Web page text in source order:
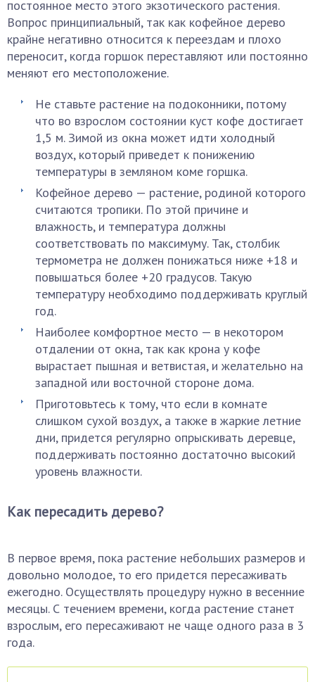
постоянное место этого экзотического растения.
Вопрос принципиальный, так как кофейное дерево
крайне негативно относится к переездам и плохо
переносит, когда горшок переставляют или постоянно
меняют его местоположение.
Не ставьте растение на подоконники, потому
что во взрослом состоянии куст кофе достигает
1,5 м. Зимой из окна может идти холодный
воздух, который приведет к понижению
температуры в земляном коме горшка.
Кофейное дерево — растение, родиной которого
считаются тропики. По этой причине и
влажность, и температура должны
соответствовать по максимуму. Так, столбик
термометра не должен понижаться ниже +18 и
повышаться более +20 градусов. Такую
температуру необходимо поддерживать круглый
год.
Наиболее комфортное место — в некотором
отдалении от окна, так как крона у кофе
вырастает пышная и ветвистая, и желательно на
западной или восточной стороне дома.
Приготовьтесь к тому, что если в комнате
слишком сухой воздух, а также в жаркие летние
дни, придется регулярно опрыскивать деревце,
поддерживать постоянно достаточно высокий
уровень влажности.
Как пересадить дерево?
В первое время, пока растение небольших размеров и
довольно молодое, то его придется пересаживать
ежегодно. Осуществлять процедуру нужно в весенние
месяцы. С течением времени, когда растение станет
взрослым, его пересаживают не чаще одного раза в 3
года.